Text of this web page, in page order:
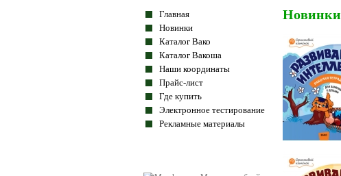
Главная
Новинки
Каталог Вако
Каталог Вакоша
Наши координаты
Прайс-лист
Где купить
Электронное тестирование
Рекламные материалы
Новинки